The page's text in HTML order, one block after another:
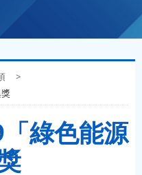
>
綠色能源